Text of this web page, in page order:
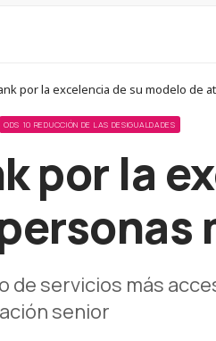
por la excelencia de su modelo de
ODS 10 REDUCCIÓN DE LAS DESIGUALDADES
por la
de servicios más
senior